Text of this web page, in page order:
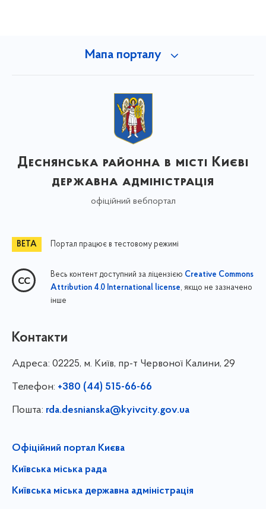
Мапа порталу
Деснянська районна в місті Києві
державна адміністрація
офіційний вебпортал
Портал працює в тестовому режимі
Весь контент доступний за ліцензією Creative Commons
Attribution 4.0 International license, якщо не зазначено
інше
Контакти
Адреса: 02225, м. Київ, пр-т Червоної Калини, 29
Телефон: +380 (44) 515-66-66
Пошта: rda.desnianska@kyivcity.gov.ua
Офіційний портал Києва
Київська міська рада
Київська міська державна адміністрація